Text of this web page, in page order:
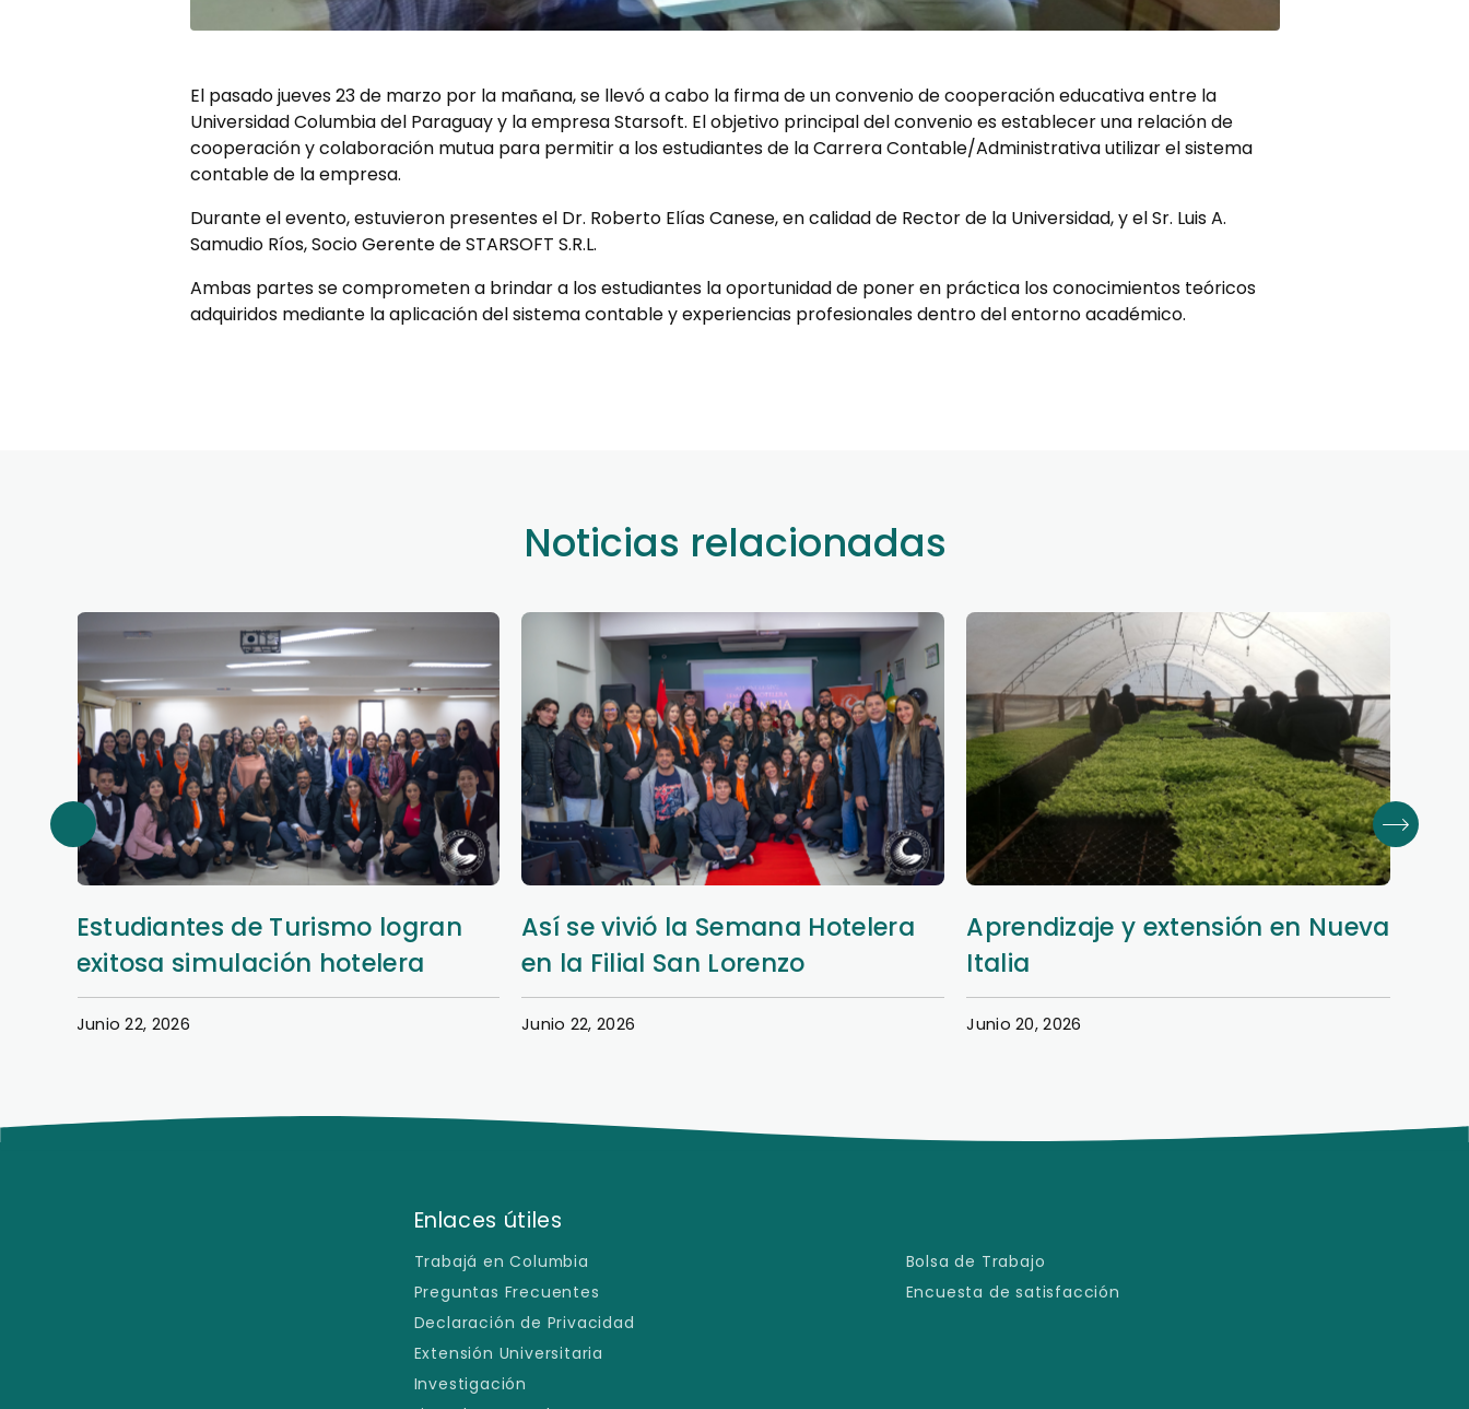
El pasado jueves 23 de marzo por la mañana, se llevó a cabo la firma de un convenio de cooperación educativa entre la
Universidad Columbia del Paraguay y la empresa Starsoft. El objetivo principal del convenio es establecer una relación de
cooperación y colaboración mutua para permitir a los estudiantes de la Carrera Contable/Administrativa utilizar el sistema
contable de la empresa.
Durante el evento, estuvieron presentes el Dr. Roberto Elías Canese, en calidad de Rector de la Universidad, y el Sr. Luis A.
Samudio Ríos, Socio Gerente de STARSOFT S.R.L.
Ambas partes se comprometen a brindar a los estudiantes la oportunidad de poner en práctica los conocimientos teóricos
adquiridos mediante la aplicación del sistema contable y experiencias profesionales dentro del entorno académico.
Noticias relacionadas
Estudiantes de Turismo logran
exitosa simulación hotelera
Junio 22, 2026
Así se vivió la Semana Hotelera
en la Filial San Lorenzo
Junio 22, 2026
Aprendizaje y extensión en Nueva
Italia
Junio 20, 2026
Enlaces útiles
Trabajá en Columbia
Preguntas Frecuentes
Declaración de Privacidad
Extensión Universitaria
Investigación
Bolsa de Trabajo
Encuesta de satisfacción